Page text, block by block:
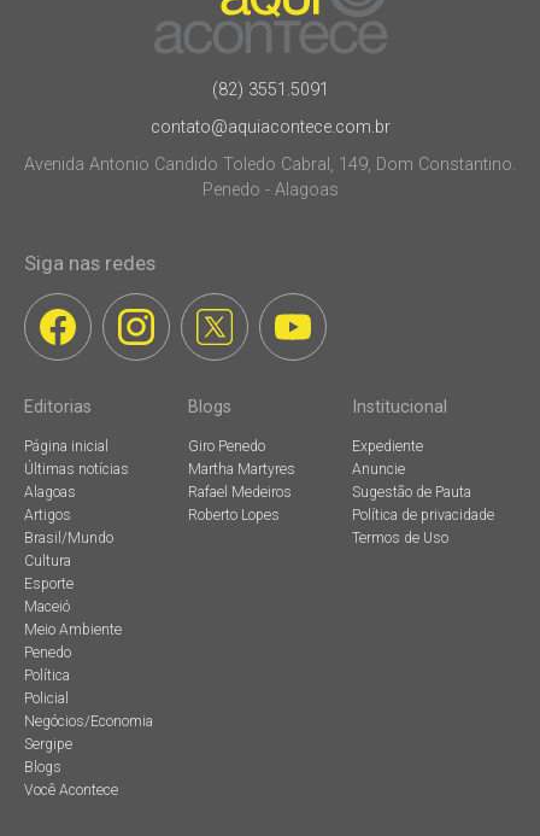
(82) 3551.5091
contato@aquiacontece.com.br
Avenida Antonio Candido Toledo Cabral, 149, Dom Constantino.
Penedo - Alagoas
Siga nas redes
Editorias
Página inicial
Últimas notícias
Alagoas
Artigos
Brasil/Mundo
Cultura
Esporte
Maceió
Meio Ambiente
Penedo
Política
Policial
Negócios/Economia
Sergipe
Blogs
Você Acontece
Blogs
Giro Penedo
Martha Martyres
Rafael Medeiros
Roberto Lopes
Institucional
Expediente
Anuncie
Sugestão de Pauta
Política de privacidade
Termos de Uso